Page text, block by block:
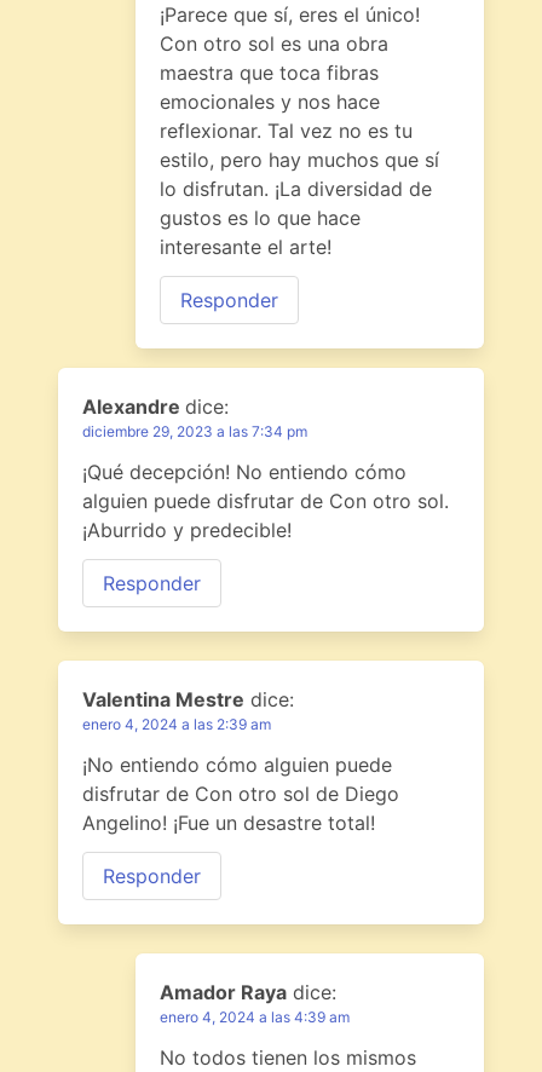
¡Parece que sí, eres el único!
Con otro sol es una obra
maestra que toca fibras
emocionales y nos hace
reflexionar. Tal vez no es tu
estilo, pero hay muchos que sí
lo disfrutan. ¡La diversidad de
gustos es lo que hace
interesante el arte!
Responder
Alexandre dice:
diciembre 29, 2023 a las 7:34 pm
¡Qué decepción! No entiendo cómo
alguien puede disfrutar de Con otro sol.
¡Aburrido y predecible!
Responder
Valentina Mestre dice:
enero 4, 2024 a las 2:39 am
¡No entiendo cómo alguien puede
disfrutar de Con otro sol de Diego
Angelino! ¡Fue un desastre total!
Responder
Amador Raya dice:
enero 4, 2024 a las 4:39 am
No todos tienen los mismos